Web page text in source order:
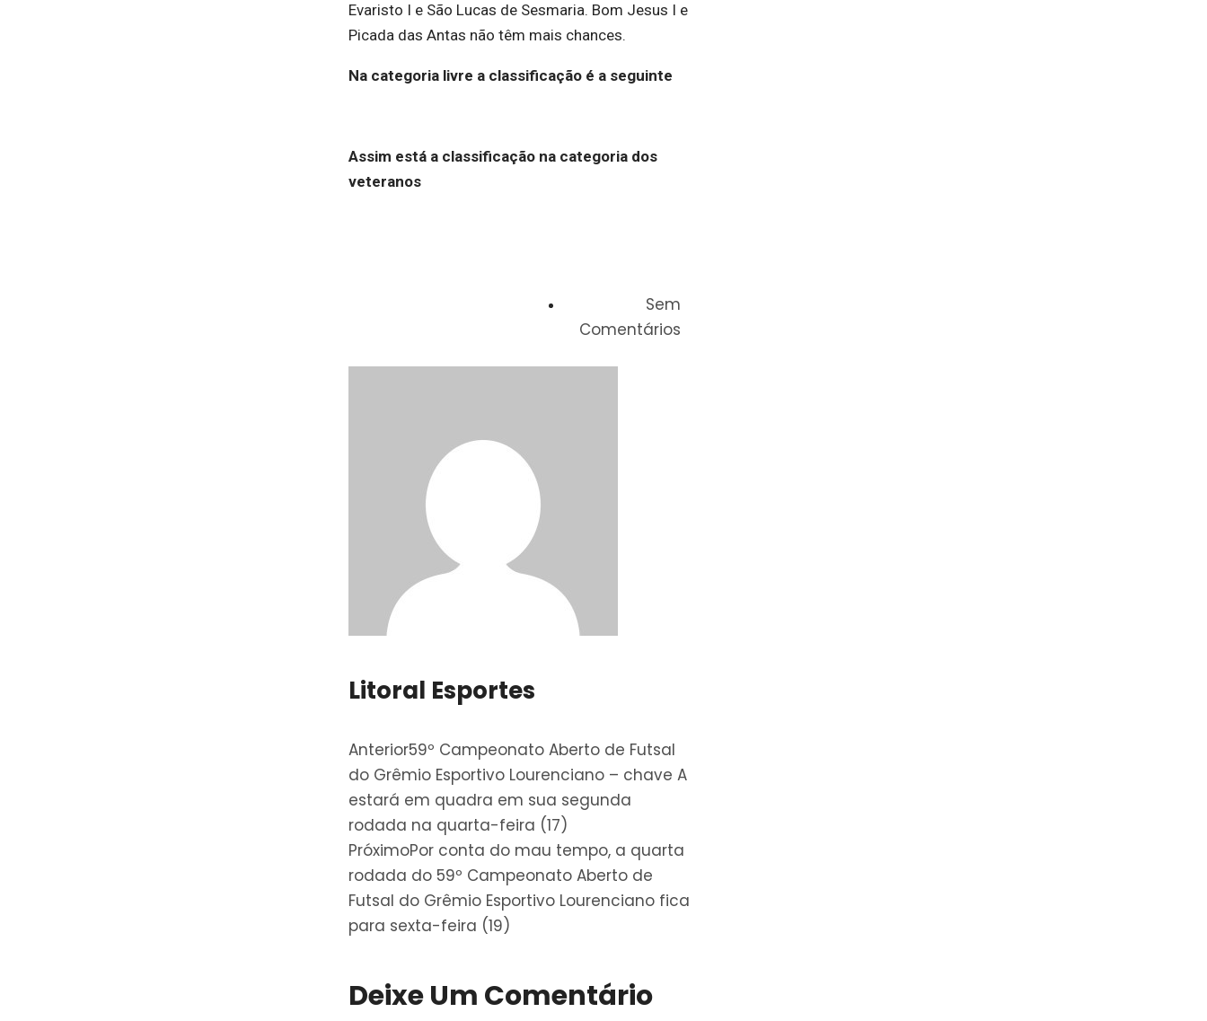
Evaristo I e São Lucas de Sesmaria. Bom Jesus I e
Picada das Antas não têm mais chances.
Na categoria livre a classificação é a seguinte
Assim está a classificação na categoria dos
veteranos
Sem
Comentários
Litoral Esportes
Anterior59º Campeonato Aberto de Futsal
do Grêmio Esportivo Lourenciano – chave A
estará em quadra em sua segunda
rodada na quarta-feira (17)
PróximoPor conta do mau tempo, a quarta
rodada do 59º Campeonato Aberto de
Futsal do Grêmio Esportivo Lourenciano fica
para sexta-feira (19)
Deixe Um Comentário